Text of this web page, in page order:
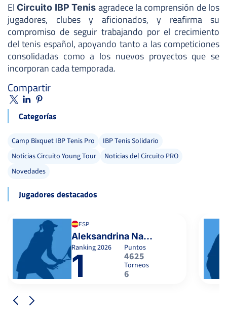
ElCircuito IBP Tenis agradece la comprensión de los
jugadores, clubes y aficionados, y reafirma su
compromiso de seguir trabajando por el crecimiento
del tenis español, apoyando tanto a las competiciones
consolidadas como a los nuevos proyectos que se
incorporan cada temporada.
Compartir
Categorías
Camp Bixquet IBP Tenis Pro
IBP Tenis Solidario
Noticias Circuito Young Tour
Noticias del Circuito PRO
Novedades
Jugadores destacados
ESP
Aleksandrina Naydenova
Ranking2026
1 Puntos
4625
Torneos
6